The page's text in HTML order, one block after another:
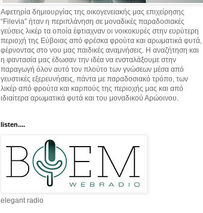
Αφετηρία δημιουργίας της οικογενειακής μας επιχείρησης
“Filevia” ήταν η περιπλάνηση σε μοναδικές παραδοσιακές
γεύσεις λικέρ τα οποία έφτιαχναν οι νοικοκυρές στην ευρύτερη
περιοχή της Εύβοιας από φρέσκα φρούτα και αρωματικά φυτά,
φέρνοντας στο νου μας παιδικές αναμνήσεις. Η αναζήτηση και
η φαντασία μας έδωσαν την ιδέα να ενσταλάξουμε στην
παραγωγή όλον αυτό τον πλούτο των γνώσεων μέσα από
γευστικές εξερευνήσεις, πάντα με παραδοσιακό τρόπο, των
λικέρ από φρούτα και καρπούς της περιοχής μας και από
ιδιαίτερα αρωματικά φυτά και του μοναδικού Αρώοινου.
listen....
elegant radio